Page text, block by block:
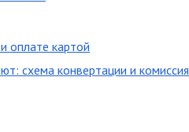
оплате картой
схема конвертации и комиссия